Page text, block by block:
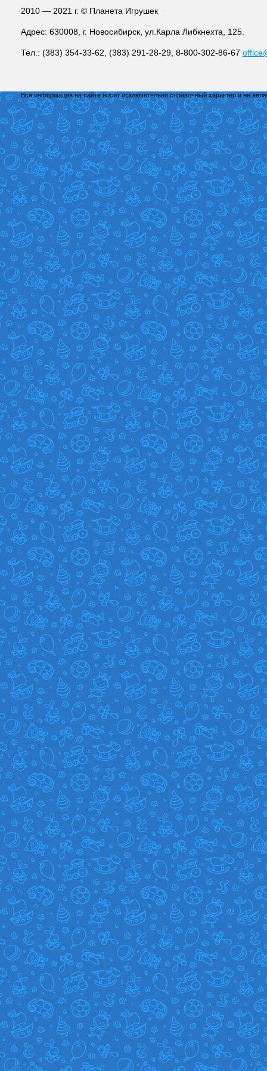
2010 — 2021 г. © Планета Игрушек
Адрес: 630008, г. Новосибирск, ул.Карла Либкнехта, 125.
Тел.: (383) 354-33-62, (383) 291-28-29, 8-800-302-86-67
Вся информация на сайте носит исключительно справочный характер и не